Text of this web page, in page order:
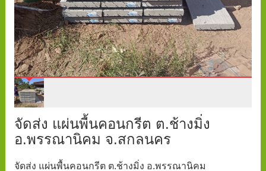
จัดส่ง แผ่นพื้นคอนกรีต ต.ช้างมิ่ง
อ.พรรณานิคม จ.สกลนคร
จัดส่ง แผ่นพื้นคอนกรีต ต.ช้างมิ่ง อ.พรรณานิคม